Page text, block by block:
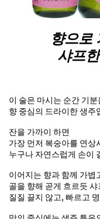
향으로
샤프
이 술은 마시는 순간 기
향 중심의 드라이한 생주
잔을 가까이 하면
가장 먼저 복숭아를 연
누구나 자연스럽게 손이
이어지는 향과 함께 가볍
골을 향해 곧게 흐르듯
질질 끌지 않고, 빠르고